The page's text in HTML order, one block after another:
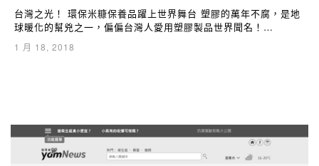
台灣之光！ 環保米糠保養品躍上世界舞台 塑膠的萬年不腐，是地
球暖化的幫兇之一，偏偏台灣人愛用塑膠製品世界聞名！…
1 月 18, 2018